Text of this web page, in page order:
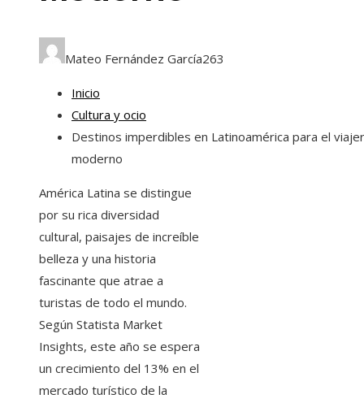
Mateo Fernández García263
Inicio
Cultura y ocio
Destinos imperdibles en Latinoamérica para el
moderno
América Latina se distingue
por su rica diversidad
cultural, paisajes de increíble
belleza y una historia
fascinante que atrae a
turistas de todo el mundo.
Según Statista Market
Insights, este año se espera
un crecimiento del 13% en el
mercado turístico de la